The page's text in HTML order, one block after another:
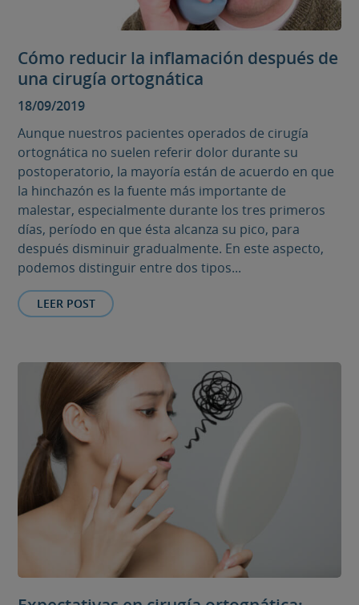
Cómo reducir la inflamación después de
una cirugía ortognática
18/09/2019
Aunque nuestros pacientes operados de cirugía
ortognática no suelen referir dolor durante su
postoperatorio, la mayoría están de acuerdo en que
la hinchazón es la fuente más importante de
malestar, especialmente durante los tres primeros
días, período en que ésta alcanza su pico, para
después disminuir gradualmente. En este aspecto,
podemos distinguir entre dos tipos...
LEER POST